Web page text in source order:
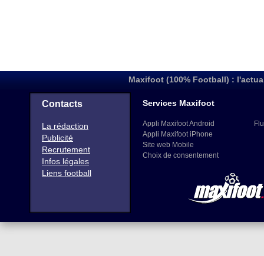
Maxifoot (100% Football) :
Contacts
La rédaction
Publicité
Recrutement
Infos légales
Liens football
Services Maxifoot
Appli Maxifoot Android
Appli Maxifoot iPhone
Site web Mobile
Choix de consentement